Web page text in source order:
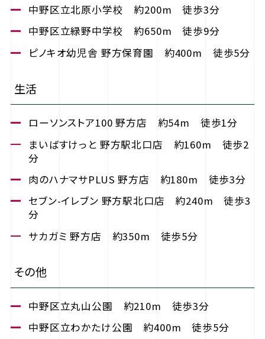
中野区立北原小学校 約200m 徒歩3分
中野区立緑野中学校 約650m 徒歩9分
ピノキオ幼児舎 野方保育園 約400m 徒歩5分
生活
ローソンストア100 野方店 約54m 徒歩1分
まいばすけっと 野方駅北口店 約160m 徒歩2
分
肉のハナマサPLUS 野方店 約180m 徒歩3分
セブン-イレブン 野方駅北口店 約240m 徒歩3
分
サカガミ 野方店 約350m 徒歩5分
その他
中野区立丸山公園 約210m 徒歩3分
中野区立わかたけ公園 約400m 徒歩5分